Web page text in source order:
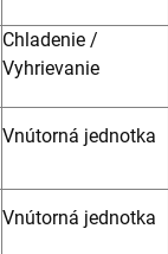
Chladenie /
Vyhrievanie
Vnútorná jednotka
Vnútorná jednotka